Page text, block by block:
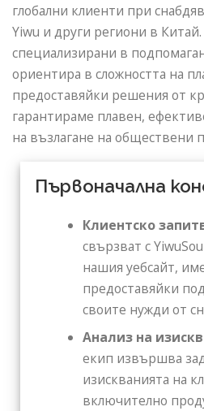
глобални клиенти при
Yiwu и други региони в
специализирани в
ориентира в сложността на
предоставяйки решения от
гарантираме плавен,
на възлагане на обществени
Първоначална
Клиентско
свързват с
нашия уебсайт,
предоставяйки
своите нужди от
Анализ на
екип извършва
изискванията на
включително